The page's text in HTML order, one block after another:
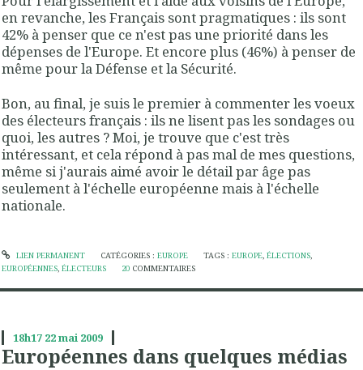
en revanche, les Français sont pragmatiques : ils sont
42% à penser que ce n'est pas une priorité dans les
dépenses de l'Europe. Et encore plus (46%) à penser de
même pour la Défense et la Sécurité.
Bon, au final, je suis le premier à commenter les voeux
des électeurs français : ils ne lisent pas les sondages ou
quoi, les autres ? Moi, je trouve que c'est très
intéressant, et cela répond à pas mal de mes questions,
même si j'aurais aimé avoir le détail par âge pas
seulement à l'échelle européenne mais à l'échelle
nationale.
LIEN PERMANENT CATÉGORIES : EUROPE TAGS :EUROPE,ÉLECTIONS,
EUROPÉENNES, ÉLECTEURS 20 COMMENTAIRES
18h17 22mai 2009
Européennes dans quelques médias